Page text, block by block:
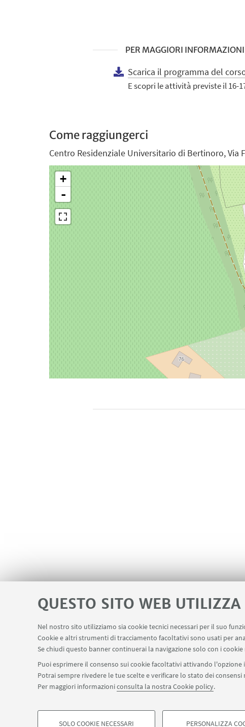
QUESTO SITO WEB
Nel nostro sito utilizziamo sia cookie tecnici necessari per il suo
Cookie e altri strumenti di tracciamento facoltativi sono usati per
Se chiudi questo banner continuerai la navigazione solo con i cookie
Puoi esprimere il consenso sui cookie facoltativi attivando
Potrai sempre rivedere le tue scelte e verificare lo stato dei
Per maggiori informazioniconsulta la nostra Cookie policy.
SOLO COOKIE NECESSARI PERSONALIZZA
PER MAGGIORI INFORMAZIONI
Scarica il programma del
E scopri le attività previste il 16-
Come raggiungerci
+
-
Centro Residenziale Universitario di Bertinoro, Via
Piazzaler Solieri 1 / Viale Corridoni 20 - 47121 Forlì
cesipe.info@unibo.it
Contatti